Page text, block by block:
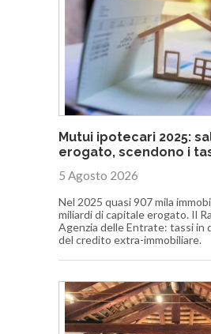
Mutui ipotecari 2025:
erogato, scendono i
5 Agosto 2026
Nel 2025 quasi 907 mila
miliardi di capitale erogato. Il
Agenzia delle Entrate: tassi in
del credito extra-immobiliare.